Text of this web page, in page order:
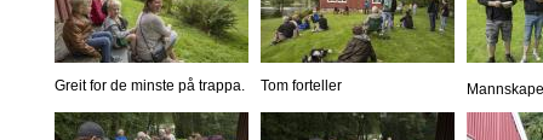
Greit for de minste på trappa. Tom forteller